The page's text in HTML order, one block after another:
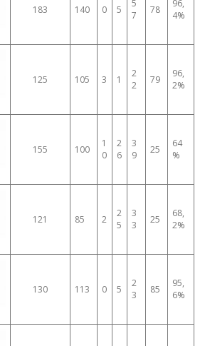
183 140 0 5
5
7
78
96,
4%
125 105 3 1
2
2
79
96,
2%
155 100
1
0
2
6
3
9
25
64
%
121 85 2
2
5
3
3
25
68,
2%
130 113 0 5
2
3
85
95,
6%